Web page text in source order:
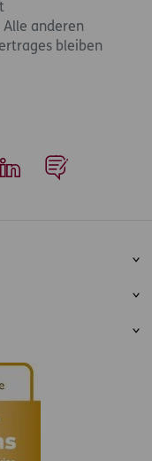
Alle anderen
bleiben